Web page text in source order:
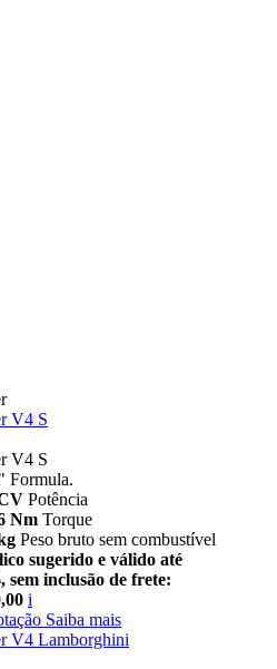
V4 S
V4 S
Formula.
Potência
Nm Torque
Peso bruto sem combustível
sugerido e válido até
sem inclusão de frete:
i
Saiba mais
V4 Lamborghini